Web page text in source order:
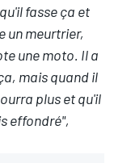
fasse ça et
un meurtrier,
une moto. Il a
mais quand il
plus et qu'il
effondré",